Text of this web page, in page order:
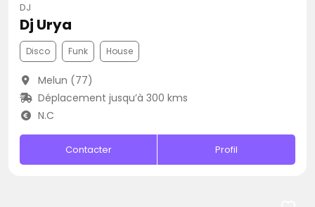
DJ
Dj Urya
Disco Funk House
Melun (77)
Déplacement jusqu’à 300 kms
N.C
Contacter Profil